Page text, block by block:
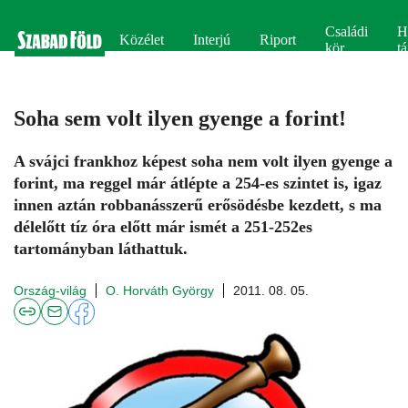
Közélet Interjú Riport
Családi
kör
Soha sem volt ilyen gyenge a forint!
A svájci frankhoz képest soha nem volt ilyen gyenge a
forint, ma reggel már átlépte a 254-es szintet is, igaz
innen aztán robbanásszerű erősödésbe kezdett, s ma
délelőtt tíz óra előtt már ismét a 251-252es
tartományban láthattuk.
Ország-világ O. Horváth György 2011. 08. 05.